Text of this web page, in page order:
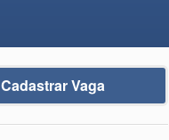
Cadastrar Vaga